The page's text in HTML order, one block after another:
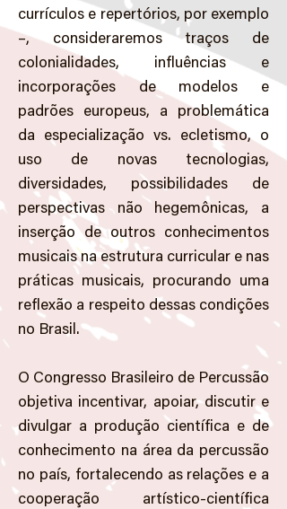
currículos e repertórios, por exemplo
–, consideraremos traços de
colonialidades, influências e
incorporações de modelos e
padrões europeus, a problemática
da especialização vs. ecletismo, o
uso de novas tecnologias,
diversidades, possibilidades de
perspectivas não hegemônicas, a
inserção de outros conhecimentos
musicais na estrutura curricular e nas
práticas musicais, procurando uma
reflexão a respeito dessas condições
no Brasil.
O Congresso Brasileiro de Percussão
objetiva incentivar, apoiar, discutir e
divulgar a produção científica e de
conhecimento na área da percussão
no país, fortalecendo as relações e a
cooperação artístico-científica